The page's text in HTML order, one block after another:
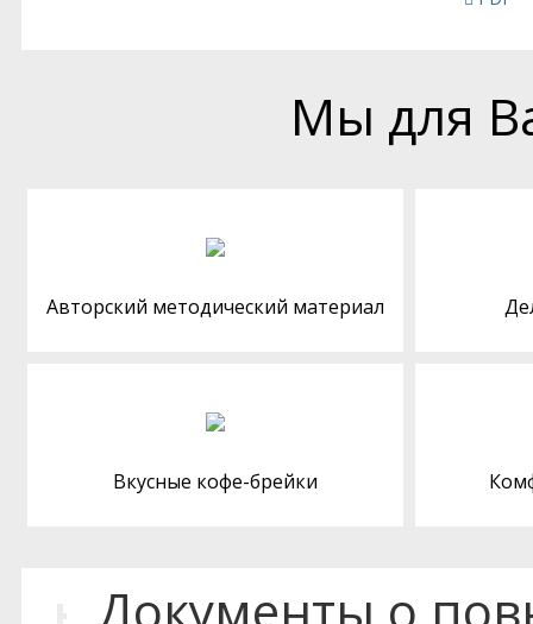
Мы для
Авторский методический материал
Вкусные кофе-брейки
Документы о